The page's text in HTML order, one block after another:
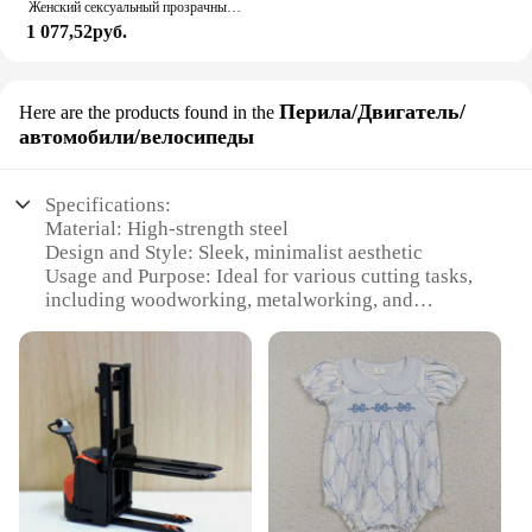
Женский сексуальный прозрачный сетчатый узкий комбинезон со стразами
1 077,52руб.
Here are the products found in the Перила/Двигатель/
автомобили/велосипеды
Specifications:
Material: High-strength steel
Design and Style: Sleek, minimalist aesthetic
Usage and Purpose: Ideal for various cutting tasks,
including woodworking, metalworking, and
Performance and Property: Durable, sharp blades
for precise cuts
Shape or Size or Weight or Quantity: Compact,
lightweight design for easy handling
Parts and Accessories: Comes with a comprehensive
set of attachments for versatile use
Features: